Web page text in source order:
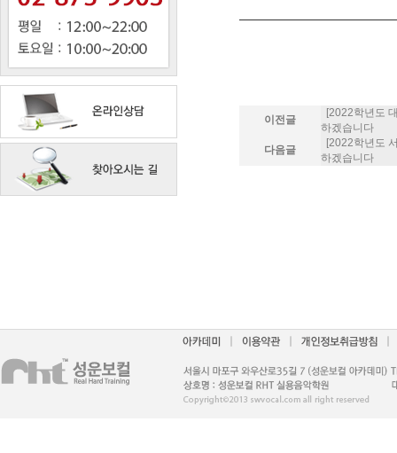
이전글
[2022학년도
하겠습니다
다음글
[2022학년도
하겠습니다